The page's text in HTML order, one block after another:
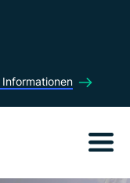
Informationen